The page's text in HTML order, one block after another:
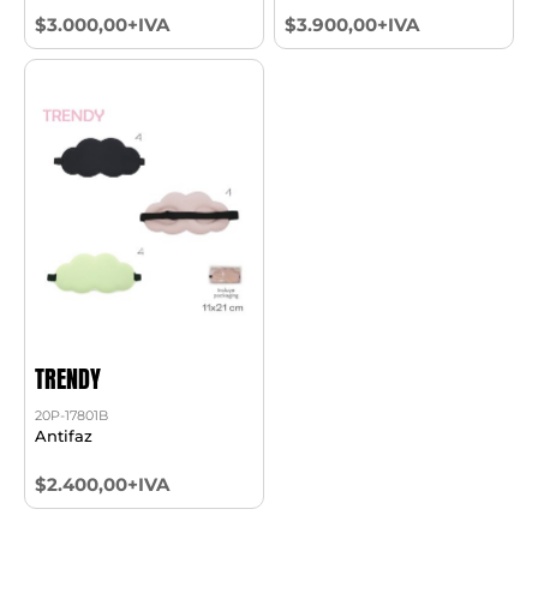
$3.000,00+IVA $3.900,00+IVA
TRENDY
20P-17801B
Antifaz
$2.400,00+IVA